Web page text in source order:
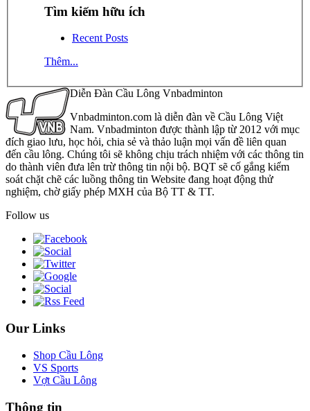
Tìm kiếm hữu ích
Recent Posts
Thêm...
Diễn Đàn Cầu Lông Vnbadminton
Vnbadminton.com là diễn đàn về Cầu Lông Việt
Nam. Vnbadminton được thành lập từ 2012 với mục
đích giao lưu, học hỏi, chia sẻ và thảo luận mọi vấn đề liên quan
đến cầu lông. Chúng tôi sẽ không chịu trách nhiệm với các thông tin
do thành viên đưa lên trừ thông tin nội bộ. BQT sẽ cố gắng kiểm
soát chặt chẽ các luồng thông tin Website đang hoạt động thử
nghiệm, chờ giấy phép MXH của Bộ TT & TT.
Follow us
Our Links
Shop Cầu Lông
VS Sports
Vợt Cầu Lông
Thông tin